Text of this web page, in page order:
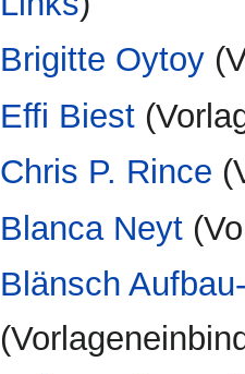
Brigitte Oytoy
Effi Biest
Chris P. Rince
Blanca Neyt
Blänsch